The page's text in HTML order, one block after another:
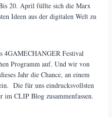
20. April füllte sich die Marx
Ideen aus der digitalen Welt zu
4GAMECHANGER Festival
Programm auf. Und wir von
Jahr die Chance, an einem
Die für uns eindrucksvollsten
im CLIP Blog zusammenfassen.